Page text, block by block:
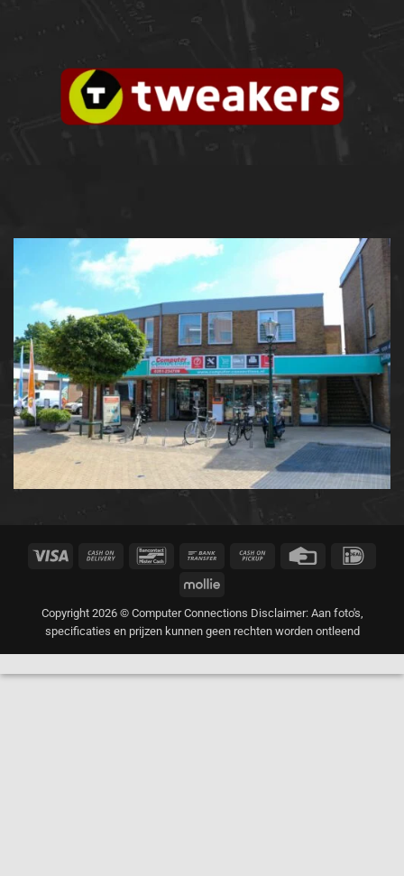
Visa
Cash
Bancontact Bank
Cash
Credit
Mollie
Copyright 2026 © Computer Connections Disclaimer: Aan foto's,
specificaties en prijzen kunnen geen rechten worden ontleend